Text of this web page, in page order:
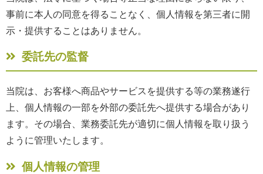
事前に本人の同意を得ることなく、個人情報を第三者に開
示・提供することはありません。
委託先の監督
当院は、お客様へ商品やサービスを提供する等の業務遂行
上、個人情報の一部を外部の委託先へ提供する場合があり
ます。その場合、業務委託先が適切に個人情報を取り扱う
ように管理いたします。
個人情報の管理